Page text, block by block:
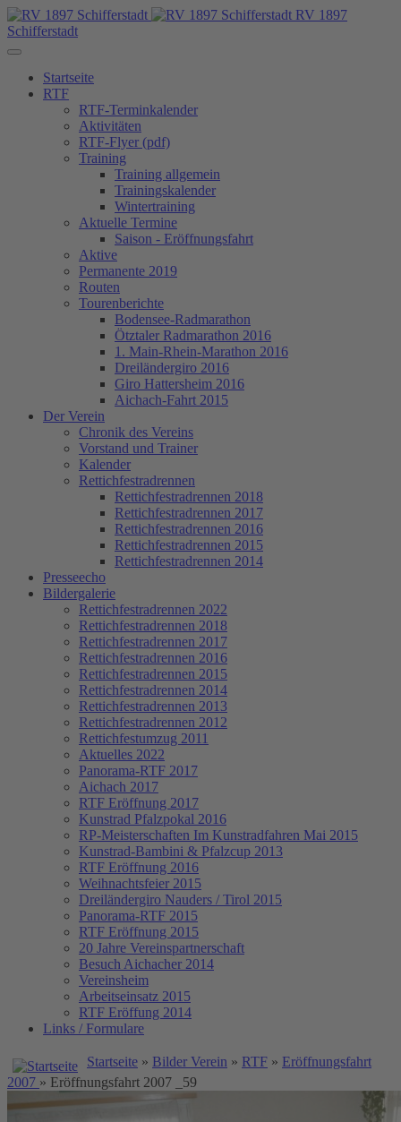
RV 1897
Schifferstadt
Startseite
RTF
RTF-Terminkalender
Aktivitäten
RTF-Flyer (pdf)
Training
Training allgemein
Trainingskalender
Wintertraining
Aktuelle Termine
Saison - Eröffnungsfahrt
Aktive
Permanente 2019
Routen
Tourenberichte
Bodensee-Radmarathon
Ötztaler Radmarathon 2016
1. Main-Rhein-Marathon 2016
Dreiländergiro 2016
Giro Hattersheim 2016
Aichach-Fahrt 2015
Der Verein
Chronik des Vereins
Vorstand und Trainer
Kalender
Rettichfestradrennen
Rettichfestradrennen 2018
Rettichfestradrennen 2017
Rettichfestradrennen 2016
Rettichfestradrennen 2015
Rettichfestradrennen 2014
Presseecho
Bildergalerie
Rettichfestradrennen 2022
Rettichfestradrennen 2018
Rettichfestradrennen 2017
Rettichfestradrennen 2016
Rettichfestradrennen 2015
Rettichfestradrennen 2014
Rettichfestradrennen 2013
Rettichfestradrennen 2012
Rettichfestumzug 2011
Aktuelles 2022
Panorama-RTF 2017
Aichach 2017
RTF Eröffnung 2017
Kunstrad Pfalzpokal 2016
RP-Meisterschaften Im Kunstradfahren Mai 2015
Kunstrad-Bambini & Pfalzcup 2013
RTF Eröffnung 2016
Weihnachtsfeier 2015
Dreiländergiro Nauders / Tirol 2015
Panorama-RTF 2015
RTF Eröffnung 2015
20 Jahre Vereinspartnerschaft
Besuch Aichacher 2014
Vereinsheim
Arbeitseinsatz 2015
RTF Eröffung 2014
Links / Formulare
Startseite » Bilder Verein » RTF » Eröffnungsfahrt
2007 » Eröffnungsfahrt 2007 _59